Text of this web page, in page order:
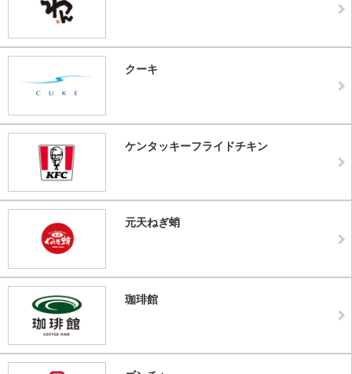
クーキ
ケンタッキーフライドチキン
元天ねぎ蛸
珈琲館